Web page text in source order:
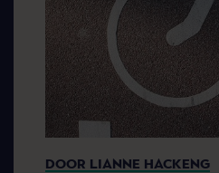
DOOR LIANNE HACKENG